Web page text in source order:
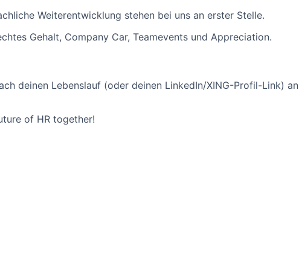
Weiterentwicklung stehen bei uns an erster Stelle.
Gehalt, Company Car, Teamevents und Appreciation.
deinen Lebenslauf (oder deinen LinkedIn/XING-Profil-Link) an
of HR together!